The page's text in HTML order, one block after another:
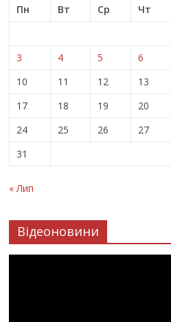
Пн
Вт Ср Чт
3
4 5 6
10
11 12 13
17
18 19 20
24
25 26 27
31
« Лип
Відеоновини